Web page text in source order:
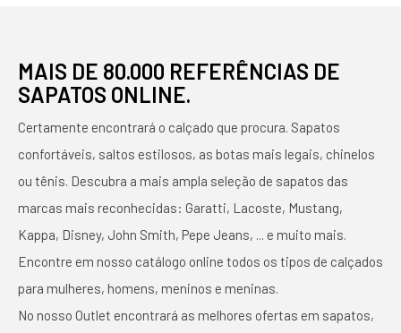
MAIS DE 80.000 REFERÊNCIAS DE
SAPATOS ONLINE.
Certamente encontrará o calçado que procura. Sapatos
confortáveis, saltos estilosos, as botas mais legais, chinelos
ou tênis. Descubra a mais ampla seleção de sapatos das
marcas mais reconhecidas: Garatti, Lacoste, Mustang,
Kappa, Disney, John Smith, Pepe Jeans, ... e muito mais.
Encontre em nosso catálogo online todos os tipos de calçados
para mulheres, homens, meninos e meninas.
No nosso Outlet encontrará as melhores ofertas em sapatos,